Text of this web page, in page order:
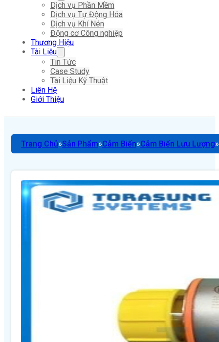
Dịch vụ Phần Mềm
Dịch vụ Tự Động Hóa
Dịch vụ Khí Nén
Động cơ Công nghiệp
Thương Hiệu
Tài Liệu
Tin Tức
Case Study
Tài Liệu Kỹ Thuật
Liên Hệ
Giới Thiệu
Trang Chủ Sản Phẩm Cảm Biến Cảm Biến Lưu Lượng